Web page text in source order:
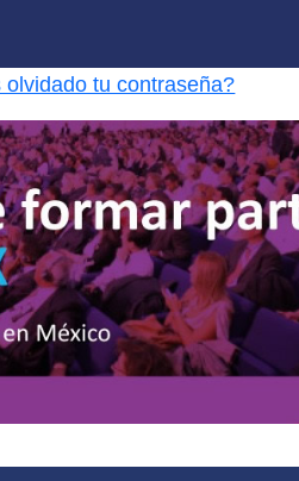
olvidado tu contraseña?